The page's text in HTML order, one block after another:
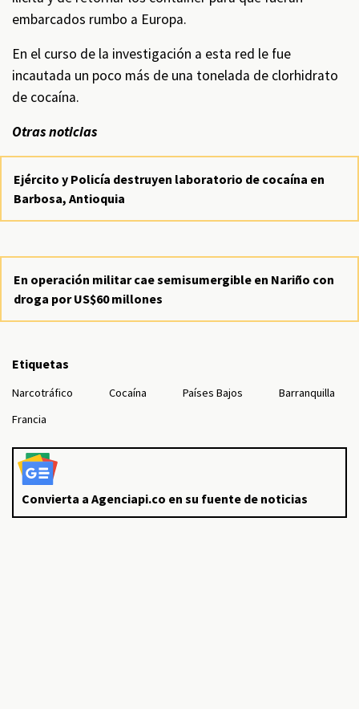
embarcados rumbo a Europa.
En el curso de la investigación a esta red le fue
incautada un poco más de una tonelada de clorhidrato
de cocaína.
Otras noticias
Ejército y Policía destruyen laboratorio de cocaína en
Barbosa, Antioquia
En operación militar cae semisumergible en Nariño con
droga por US$60 millones
Etiquetas
Narcotráfico Cocaína Países Bajos
Barranquilla
Francia
Convierta a Agenciapi.co en su fuente de noticias